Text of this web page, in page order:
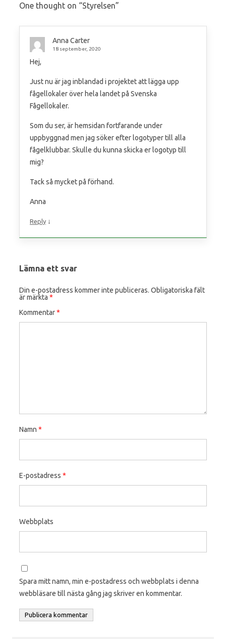
One thought on “Styrelsen”
Anna Carter
18 september, 2020
Hej,
Just nu är jag inblandad i projektet att lägga upp
fågellokaler över hela landet på Svenska
Fågellokaler.
Som du ser, är hemsidan fortfarande under
uppbyggnad men jag söker efter logotyper till alla
fågelklubbar. Skulle du kunna skicka er logotyp till
mig?
Tack så mycket på förhand.
Anna
Reply ↓
Lämna ett svar
Din e-postadress kommer inte publiceras. Obligatoriska fält
är märkta *
Kommentar*
Namn *
E-postadress *
Webbplats
Spara mitt namn, min e-postadress och webbplats i denna
webbläsare till nästa gång jag skriver en kommentar.